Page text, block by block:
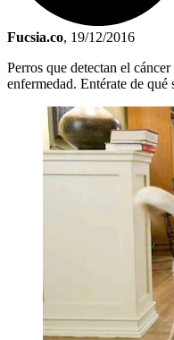
Fucsia.co, 19/12/2016
Perros que detectan el
enfermedad. Entérate de qué